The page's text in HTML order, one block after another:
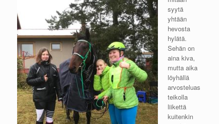
syytä
yhtään
hevosta
hylätä.
Sehän on
aina kiva,
mutta aika
löyhällä
arvosteluas
teikolla
liikettä
kuitenkin